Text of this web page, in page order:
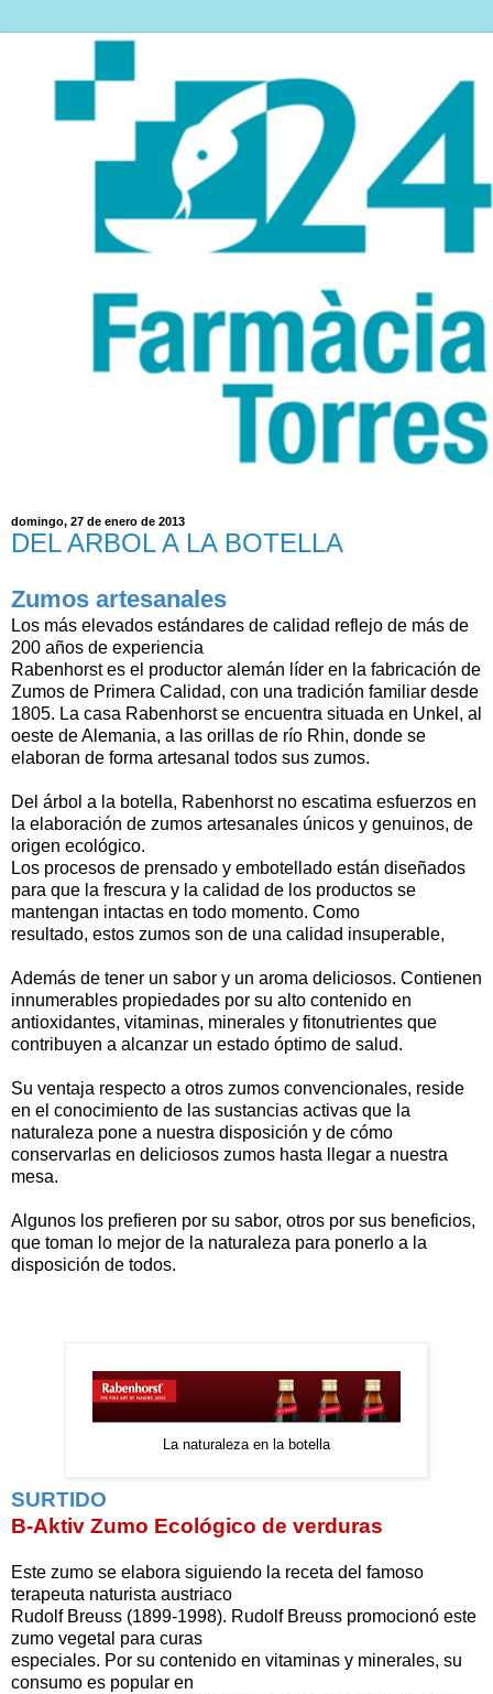
domingo, 27 de enero de 2013
DEL ARBOL A LA BOTELLA
Zumos artesanales
Los más elevados estándares de calidad reflejo de más de
200 años de experiencia
Rabenhorst es el productor alemán líder en la fabricación de
Zumos de Primera Calidad, con una tradición familiar desde
1805. La casa Rabenhorst se encuentra situada en Unkel, al
oeste de Alemania, a las orillas de río Rhin, donde se
elaboran de forma artesanal todos sus zumos.
Del árbol a la botella, Rabenhorst no escatima esfuerzos en
la elaboración de zumos artesanales únicos y genuinos, de
origen ecológico.
Los procesos de prensado y embotellado están diseñados
para que la frescura y la calidad de los productos se
mantengan intactas en todo momento. Como
resultado, estos zumos son de una calidad insuperable,
Además de tener un sabor y un aroma deliciosos. Contienen
innumerables propiedades por su alto contenido en
antioxidantes, vitaminas, minerales y fitonutrientes que
contribuyen a alcanzar un estado óptimo de salud.
Su ventaja respecto a otros zumos convencionales, reside
en el conocimiento de las sustancias activas que la
naturaleza pone a nuestra disposición y de cómo
conservarlas en deliciosos zumos hasta llegar a nuestra
mesa.
Algunos los prefieren por su sabor, otros por sus beneficios,
que toman lo mejor de la naturaleza para ponerlo a la
disposición de todos.
La naturaleza en la botella
SURTIDO
B-Aktiv Zumo Ecológico de verduras
Este zumo se elabora siguiendo la receta del famoso
terapeuta naturista austriaco
Rudolf Breuss (1899-1998). Rudolf Breuss promocionó este
zumo vegetal para curas
especiales. Por su contenido en vitaminas y minerales, su
consumo es popular en